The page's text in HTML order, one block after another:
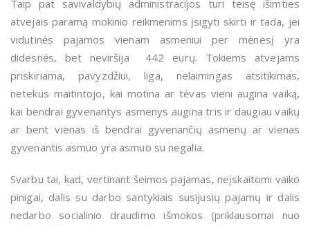
Taip pat savivaldybių administracijos turi teisę išimties
atvejais paramą mokinio reikmenims įsigyti skirti ir tada, jei
vidutinės pajamos vienam asmeniui per mėnesį yra
didesnės, bet neviršija 442 eurų. Tokiems atvejams
priskiriama, pavyzdžiui, liga, nelaimingas atsitikimas,
netekus maitintojo, kai motina ar tėvas vieni augina vaiką,
kai bendrai gyvenantys asmenys augina tris ir daugiau vaikų
ar bent vienas iš bendrai gyvenančių asmenų ar vienas
gyvenantis asmuo yra asmuo su negalia.
Svarbu tai, kad, vertinant šeimos pajamas, neįskaitomi vaiko
pinigai, dalis su darbo santykiais susijusių pajamų ir dalis
nedarbo socialinio draudimo išmokos (priklausomai nuo